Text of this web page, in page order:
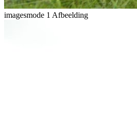
imagesmode 1 Afbeelding